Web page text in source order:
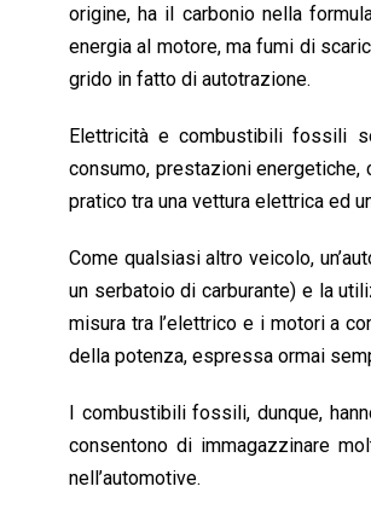
o
k
p
p
I
n
s
n
k
origine, ha il carbonio nella
energia al motore, ma fumi di
grido in fatto di autotrazione.
Elettricità e combustibili fossili
consumo, prestazioni energetiche,
pratico tra una vettura elettrica ed
Come qualsiasi altro veicolo,
un serbatoio di carburante) e la
misura tra l’elettrico e i motori a
della potenza, espressa ormai
I combustibili fossili, dunque,
consentono di immagazzinare
nell’automotive.